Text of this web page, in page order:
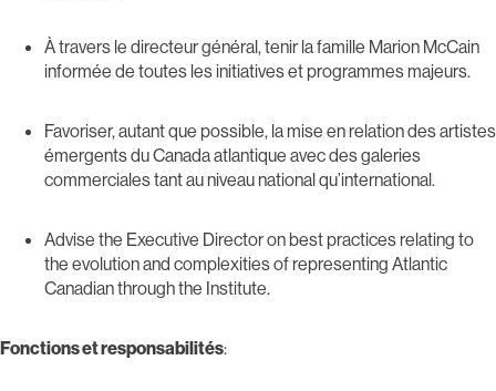
À travers le directeur général, tenir la famille Marion McCain
informée de toutes les initiatives et programmes majeurs.
Favoriser, autant que possible, la mise en relation des artistes
émergents du Canada atlantique avec des galeries
commerciales tant au niveau national qu’international.
Advise the Executive Director on best practices relating to
the evolution and complexities of representing Atlantic
Canadian through the Institute.
Fonctions et responsabilités: